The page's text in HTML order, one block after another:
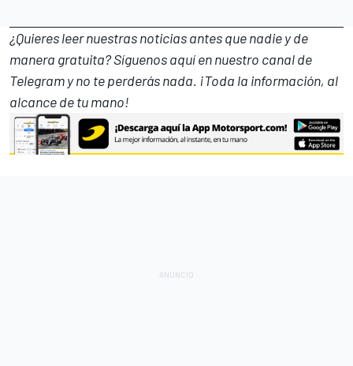
¿Quieres leer nuestras noticias antes que nadie y de
manera gratuita? Síguenosaquí en nuestro canal de
Telegramy no te perderás nada. ¡Toda la información, al
alcance de tu mano!